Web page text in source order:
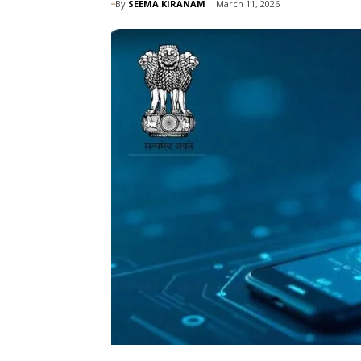
By SEEMA KIRANAM March 11, 2026